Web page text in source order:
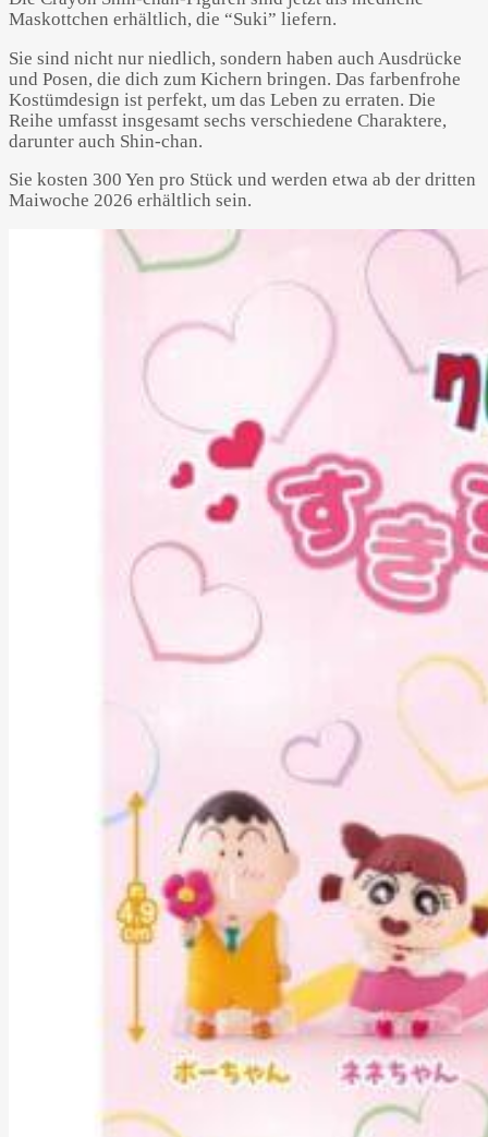
Powered by GliaStudios
Maskottchen erhältlich, die “Suki” liefern.
Sie sind nicht nur niedlich, sondern haben auch Ausdrücke
und Posen, die dich zum Kichern bringen. Das farbenfrohe
Kostümdesign ist perfekt, um das Leben zu erraten. Die
Reihe umfasst insgesamt sechs verschiedene Charaktere,
darunter auch Shin-chan.
Sie kosten 300 Yen pro Stück und werden etwa ab der dritten
Maiwoche 2026 erhältlich sein.